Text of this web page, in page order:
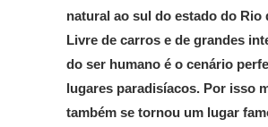
natural ao sul do estado do Rio
Livre de carros e de grandes
do ser humano é o cenário
lugares paradisíacos. Por isso
também se tornou um lugar